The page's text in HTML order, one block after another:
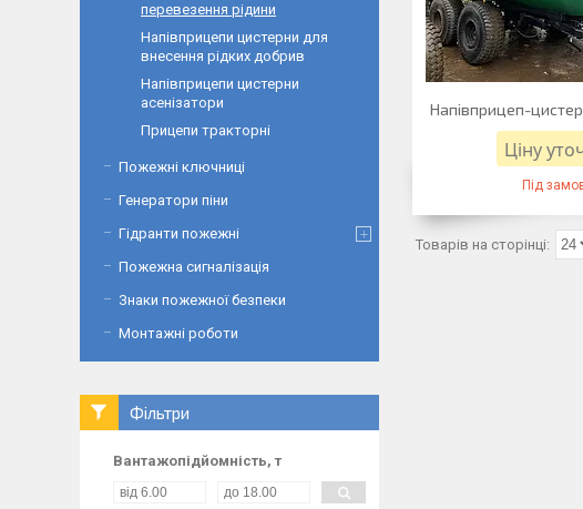
Напівприцеп-
Ціну
Під
перевезення рідини
Напівприцепи цистерни для
внесення рідких добрив
Напівприцепи цистерни
асенізатори
Прицепи тракторні
Пожежні ключниці
Генератори піни
Гідранти пожежні
Пожежна сигналізація
Знаки пожежної безпеки
Монтажні роботи
Фільтри
Вантажопідйомність, т